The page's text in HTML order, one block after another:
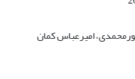
امیرعباس کمان